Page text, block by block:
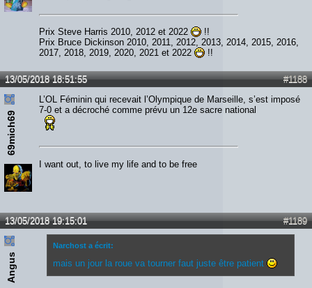
Prix Steve Harris 2010, 2012 et 2022
!!
Prix Bruce Dickinson 2010, 2011, 2012, 2013, 2014, 2015, 2016,
2017, 2018, 2019, 2020, 2021 et 2022
!!
#1188
13/05/2018 18:51:55
69mich69
L’OL Féminin qui recevait l’Olympique de Marseille, s’est imposé
7-0 et a décroché comme prévu un 12e sacre national
I want out, to live my life and to be free
#1189
13/05/2018 19:15:01
Angus
Narchost a écrit:
mais un jour la roue va tourner faut juste être patient